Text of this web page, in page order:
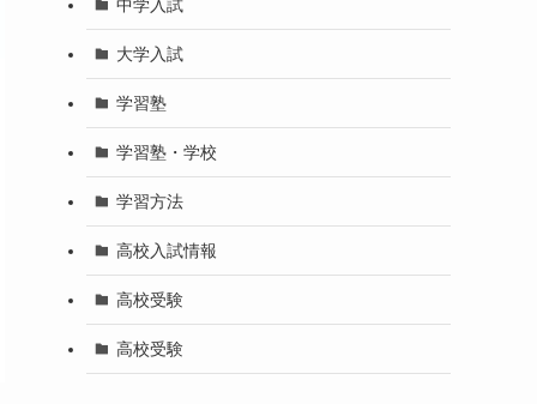
中学入試
大学入試
学習塾
学習塾・学校
学習方法
高校入試情報
高校受験
高校受験